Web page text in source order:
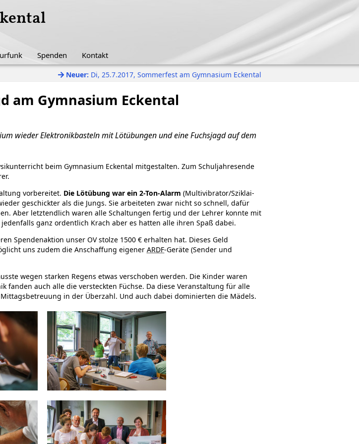
Spenden Kontakt
Neuer: Di, 25.7.2017, Sommerfest am Gymnasium Eckental
am Gymnasium Eckental
wieder Elektronikbasteln mit Lötübungen und eine Fuchsjagd auf dem
beim Gymnasium Eckental mitgestalten. Zum Schuljahresende
vorbereitet. Die Lötübung war ein 2-Ton-Alarm (Multivibrator/Sziklai-
geschickter als die Jungs. Sie arbeiteten zwar nicht so schnell, dafür
Aber letztendlich waren alle Schaltungen fertig und der Lehrer konnte mit
ganz ordentlich Krach aber es hatten alle ihren Spaß dabei.
Spendenaktion unser OV stolze 1500 € erhalten hat. Dieses Geld
uns zudem die Anschaffung eigener ARDF-Geräte (Sender und
wegen starken Regens etwas verschoben werden. Die Kinder waren
fanden auch alle die versteckten Füchse. Da diese Veranstaltung für alle
in der Überzahl. Und auch dabei dominierten die Mädels.